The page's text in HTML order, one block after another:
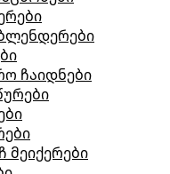
ჩაიდნები
მეიქერები